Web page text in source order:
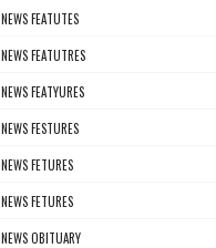
NEWS FEATUTES
NEWS FEATUTRES
NEWS FEATYURES
NEWS FESTURES
NEWS FETURES
NEWS FETURES
NEWS OBITUARY